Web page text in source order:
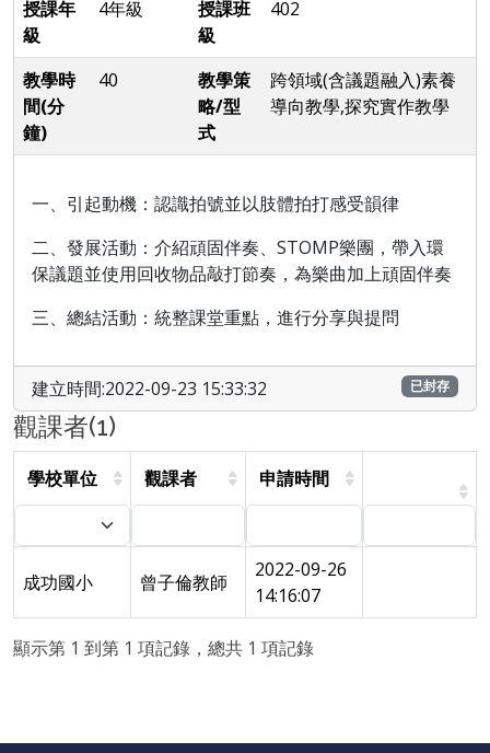
授課年
級
4年級
授課班
級
402
教學時
間(分
鐘)
40
教學策
略/型
式
跨領域(含議題融入)素養
導向教學,探究實作教學
一、引起動機：認識拍號並以肢體拍打感受韻律
二、發展活動：介紹頑固伴奏、 STOMP樂團，帶入環
保議題並使用回收物品敲打節奏，為樂曲加上頑固伴奏
三、總結活動：統整課堂重點，進行分享與提問
建立時間:2022-09-23 15:33:32 已封存
觀課者(1)
學校單位 觀課者 申請時間
成功國小 曾子倫教師
2022-09-26
14:16:07
顯示第 1 到第 1 項記錄，總共 1 項記錄